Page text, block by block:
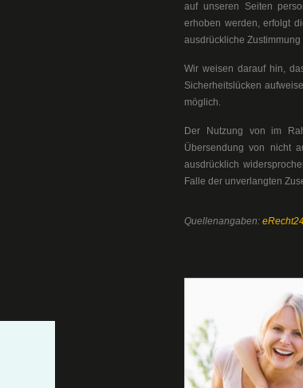
auf unseren Seiten
erhoben werden, erfolgt
ausdrückliche
Wir weisen darauf hin,
Sicherheitslücken
möglich.
Der Nutzung von im
Übersendung von nicht
ausdrücklich
Falle der unverlangten
Quellenangaben: